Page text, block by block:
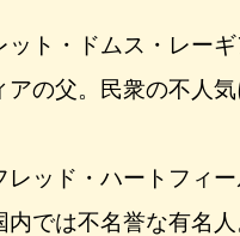
ット・ドムス・レー
アの父。民衆の不人気
レッド・ハートフィ
内では不名誉な有名人